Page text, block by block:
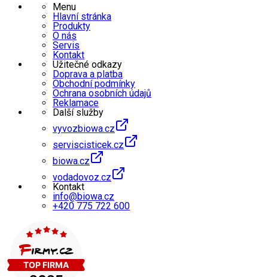
Menu
Hlavní stránka
Produkty
O nás
Servis
Kontakt
Užitečné odkazy
Doprava a platba
Obchodní podmínky
Ochrana osobních údajů
Reklamace
Další služby
vyvozbiowa.cz
serviscisticek.cz
biowa.cz
vodadovoz.cz
Kontakt
info@biowa.cz
+420 775 722 600